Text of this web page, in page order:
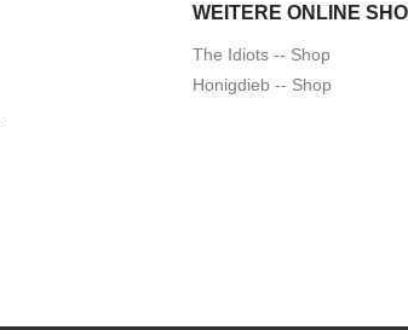
WEITERE ONLINE
The Idiots -- Shop
Honigdieb -- Shop